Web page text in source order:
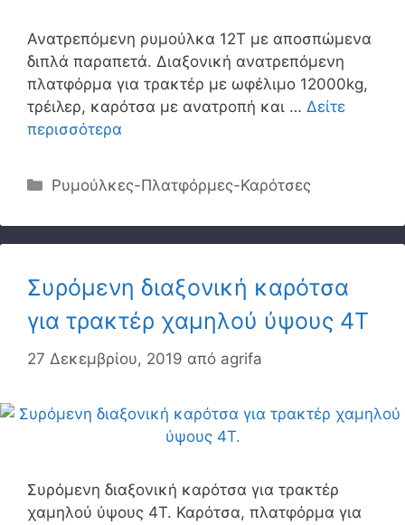
Ανατρεπόμενη ρυμούλκα 12Τ με αποσπώμενα
διπλά παραπετά. Διαξονική ανατρεπόμενη
πλατφόρμα για τρακτέρ με ωφέλιμο 12000kg,
τρέιλερ, καρότσα με ανατροπή και … Δείτε
περισσότερα
Κατηγορίες
Ρυμούλκες-Πλατφόρμες-Καρότσες
Συρόμενη διαξονική καρότσα
για τρακτέρ χαμηλού ύψους 4T
27 Δεκεμβρίου, 2019 από agrifa
Συρόμενη διαξονική καρότσα για τρακτέρ
χαμηλού ύψους 4T. Καρότσα, πλατφόρμα για